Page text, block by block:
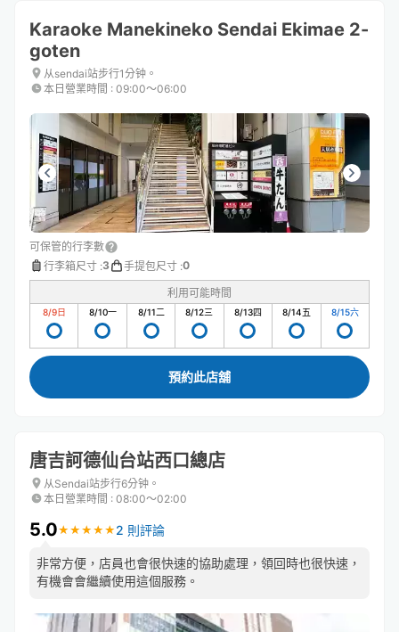
Karaoke Manekineko Sendai Ekimae 2-
goten
从sendai站步行1分钟。
本日營業時間 : 09:00〜06:00
可保管的行李數
行李箱尺寸 :3 手提包尺寸 :0
利用可能時間
8/9日 8/10一 8/11二 8/12三 8/13四 8/14五 8/15六
預約此店舖
唐吉訶德仙台站西口總店
从Sendai站步行6分钟。
本日營業時間 : 08:00〜02:00
5.0★ ★ ★ ★ ★
★ ★ ★ ★ ★ 2 則評論
非常方便，店員也會很快速的協助處理，領回時也很快速，
有機會會繼續使用這個服務。